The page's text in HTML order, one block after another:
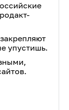
упустишь.